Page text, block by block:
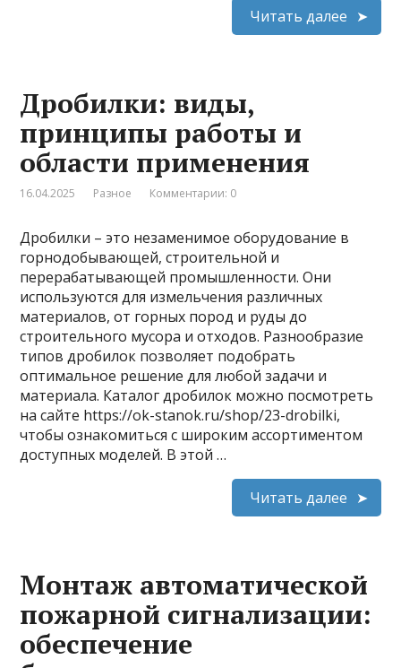
Читать далее
Дробилки: виды,
принципы работы и
области применения
16.04.2025 Разное Комментарии: 0
Дробилки – это незаменимое оборудование в
горнодобывающей, строительной и
перерабатывающей промышленности. Они
используются для измельчения различных
материалов, от горных пород и руды до
строительного мусора и отходов. Разнообразие
типов дробилок позволяет подобрать
оптимальное решение для любой задачи и
материала. Каталог дробилок можно посмотреть
на сайте https://ok-stanok.ru/shop/23-drobilki,
чтобы ознакомиться с широким ассортиментом
доступных моделей. В этой …
Читать далее
Монтаж автоматической
пожарной сигнализации:
обеспечение